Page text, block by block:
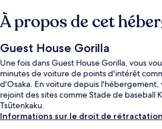
À propos de cet
Guest House Gorilla
Une fois dans Guest House Gorilla, vous
minutes de voiture de points d'intérêt
d'Osaka. En voiture depuis l'hébergement,
rejoint des sites comme Stade de baseball
Tsūtenkaku.
Informations sur le droit de rétractation